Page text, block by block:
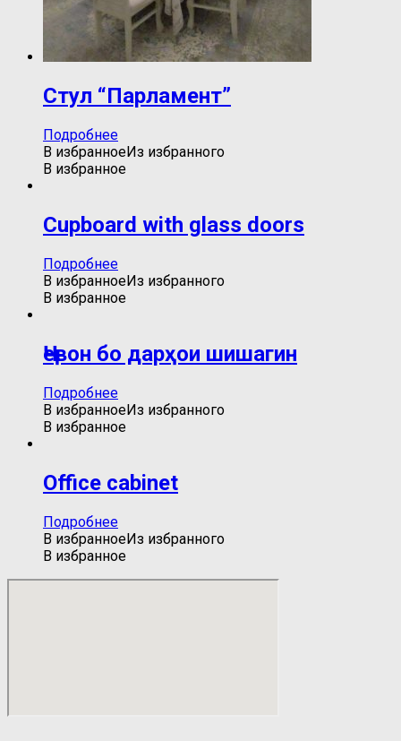
Стул “Парламент”
Подробнее
В избранноеИз избранного
В избранное
Cupboard with glass doors
Подробнее
В избранноеИз избранного
В избранное
Ҷевон бо дарҳои шишагин
Подробнее
В избранноеИз избранного
В избранное
Office cabinet
Подробнее
В избранноеИз избранного
В избранное